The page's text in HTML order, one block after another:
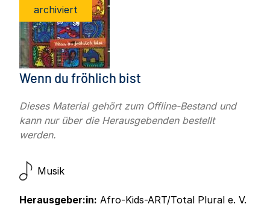
archiviert
Wenn du fröhlich bist
Dieses Material gehört zum Offline-Bestand und
kann nur über die Herausgebenden bestellt
werden.
Musik
Herausgeber:in: Afro-Kids-ART/Total Plural e. V.